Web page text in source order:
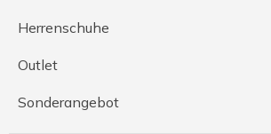
Herrenschuhe
Outlet
Sonderangebot